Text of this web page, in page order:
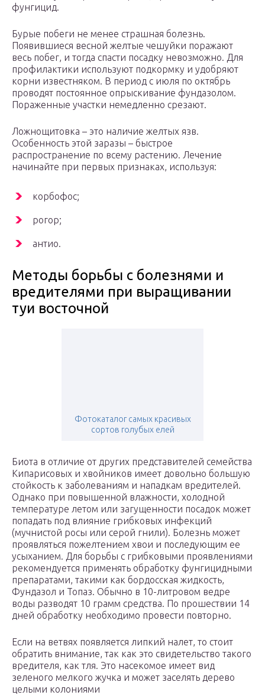
фунгицид.
Бурые побеги не менее страшная болезнь.
Появившиеся весной желтые чешуйки поражают
весь побег, и тогда спасти посадку невозможно. Для
профилактики используют подкормку и удобряют
корни известняком. В период с июля по октябрь
проводят постоянное опрыскивание фундазолом.
Пораженные участки немедленно срезают.
Ложнощитовка – это наличие желтых язв.
Особенность этой заразы – быстрое
распространение по всему растению. Лечение
начинайте при первых признаках, используя:
корбофос;
рогор;
антио.
Методы борьбы с болезнями и
вредителями при выращивании
туи восточной
Фотокаталог самых красивых
сортов голубых елей
Биота в отличие от других представителей семейства
Кипарисовых и хвойников имеет довольно большую
стойкость к заболеваниям и нападкам вредителей.
Однако при повышенной влажности, холодной
температуре летом или загущенности посадок может
попадать под влияние грибковых инфекций
(мучнистой росы или серой гнили). Болезнь может
проявляться пожелтением хвои и последующим ее
усыханием. Для борьбы с грибковыми проявлениями
рекомендуется применять обработку фунгицидными
препаратами, такими как бордосская жидкость,
Фундазол и Топаз. Обычно в 10-литровом ведре
воды разводят 10 грамм средства. По прошествии 14
дней обработку необходимо провести повторно.
Если на ветвях появляется липкий налет, то стоит
обратить внимание, так как это свидетельство такого
вредителя, как тля. Это насекомое имеет вид
зеленого мелкого жучка и может заселять дерево
целыми колониями